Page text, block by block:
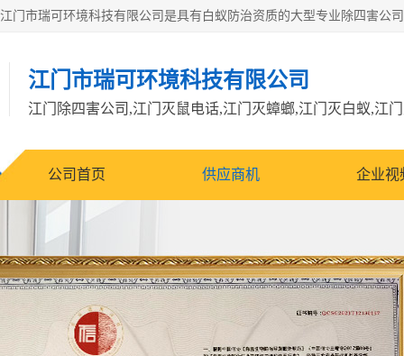
江门市瑞可环境科技有限公司
公司首页 供应商机 企业视